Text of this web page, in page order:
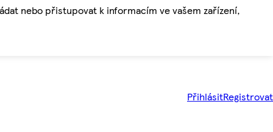
nebo přistupovat k informacím ve vašem zařízení,
PřihlásitRegistrovat